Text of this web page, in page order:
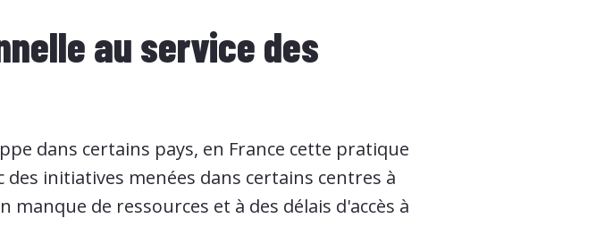
au service des
dans certains pays, en France cette pratique
initiatives menées dans certains centres à
de ressources et à des délais d'accès à